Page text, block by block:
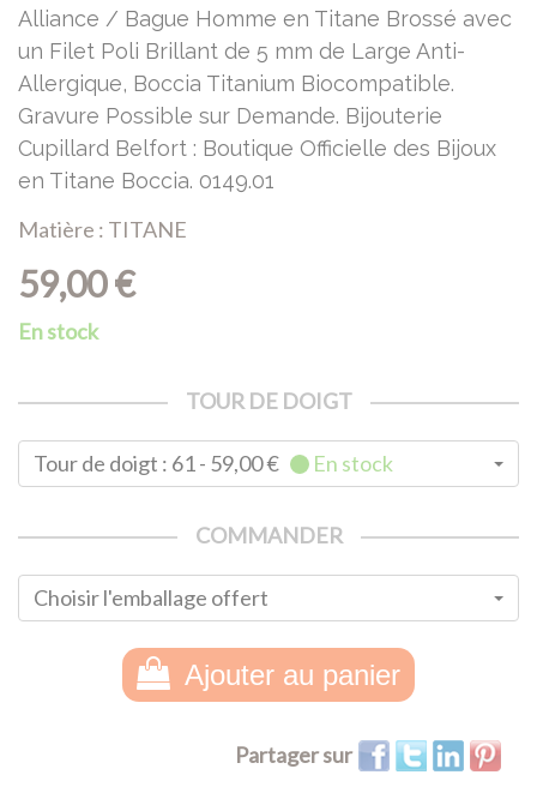
Alliance / Bague Homme en Titane Brossé avec
un Filet Poli Brillant de 5 mm de Large Anti-
Allergique, Boccia Titanium Biocompatible.
Gravure Possible sur Demande. Bijouterie
Cupillard Belfort : Boutique Officielle des Bijoux
en Titane Boccia. 0149.01
Matière : TITANE
59,00 €
En stock
TOUR DE DOIGT
Tour de doigt : 61 - 59,00 € En stock
COMMANDER
Choisir l'emballage offert
Ajouter au panier
Partager sur